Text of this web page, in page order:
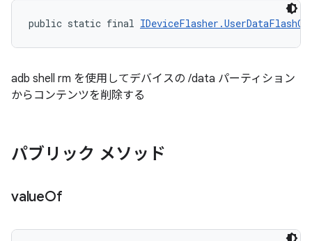
public static final
adb shell rm を使用してデバイスの /data パーティション
からコンテンツを削除する
パブリック メソッド
valueOf